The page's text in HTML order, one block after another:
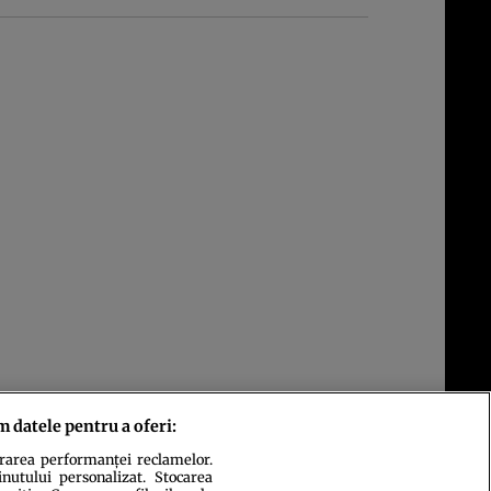
datele pentru a oferi:
performanței reclamelor.
personalizat. Stocarea